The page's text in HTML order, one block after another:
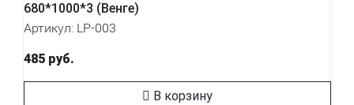
680*1000*3 (Венге)
Артикул: LP-003
485 руб.
В корзину